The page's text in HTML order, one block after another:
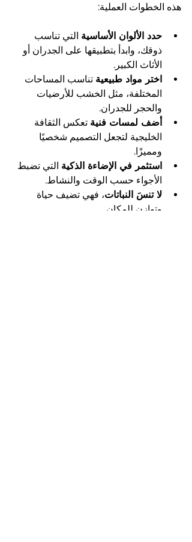
هذه الخطوات العملية:
حدد الألوان الأساسية التي تناسب
ذوقك، وابدأ بتطبيقها على الجدران أو
الأثاث الكبير.
اختر مواد طبيعية تناسب المساحات
المختلفة، مثل الخشب للأرضيات
والحجر للجدران.
أضف لمسات فنية تعكس الثقافة
الخليجية لتجعل التصميم شخصيًا
ومميزًا.
استثمر في الإضاءة الذكية التي تضبط
الأجواء حسب الوقت والنشاط.
لا تنسَ النباتات، فهي تضيف حياة
وتوازن للمكان.